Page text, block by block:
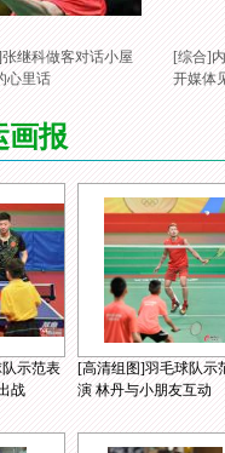
继科做客对话小屋
心里话
[综合]
开媒体
画报
示范表
战
[高清组图]羽毛球队示
演 林丹与小朋友互动